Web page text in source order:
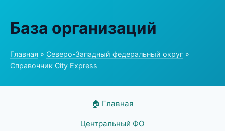
База организаций
Главная » Северо-Западный федеральный округ »
Справочник City Express
🏠 Главная
Центральный ФО